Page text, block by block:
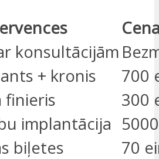
konsultācijām
+ kronis
700
finieris
300
implantācija
biļetes
70